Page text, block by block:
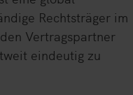
Rechtsträger im
Vertragspartner
eindeutig zu